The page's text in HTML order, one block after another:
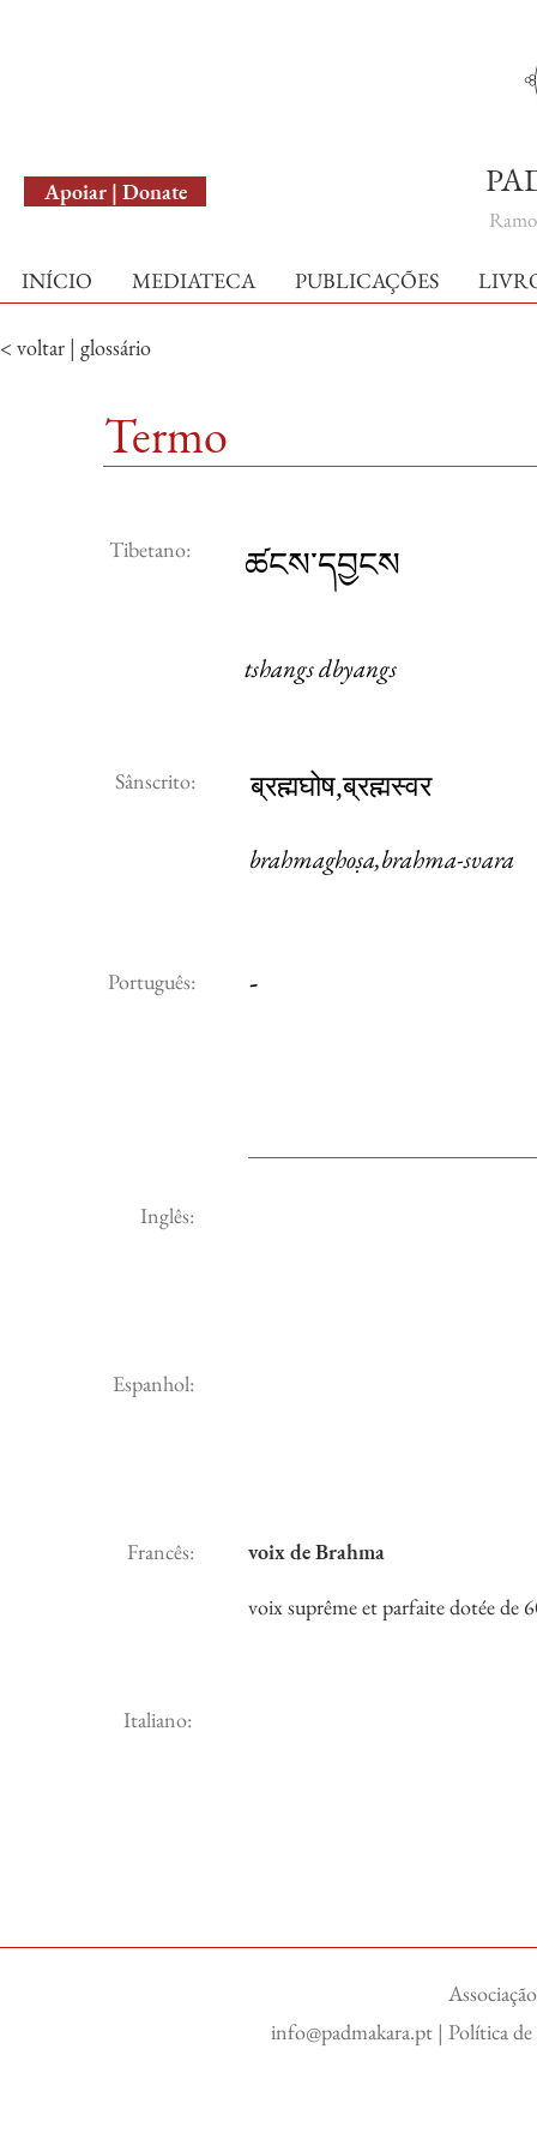
Apoiar | Donate
INÍCIO MEDIATECA PUBLICAÇÕES
< voltar | glossário
Termo
Tibetano: ཚངས་དབྱངས
tshangs dbyangs
Sânscrito: ब्रह्मघोष,ब्रह्मस्वर
brahmaghoṣa,brahma-svara
Português: -
Inglês:
Espanhol:
Francês:
voix de Brahma
voix suprême et parfaite dotée de
Italiano:
info@padmakara.pt | Política